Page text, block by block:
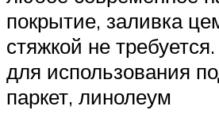
покрытие, заливка
стяжкой не
для использования
паркет, линолеум